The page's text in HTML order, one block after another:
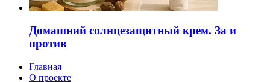
Домашний солнцезащитный крем. За и
против
Главная
О проекте